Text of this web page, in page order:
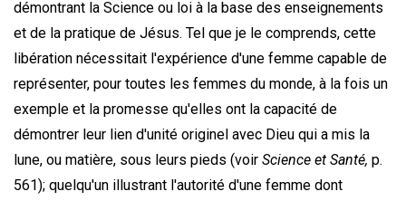
démontrant la Science ou loi à la base des enseignements
et de la pratique de Jésus. Tel que je le comprends, cette
libération nécessitait l'expérience d'une femme capable de
représenter, pour toutes les femmes du monde, à la fois un
exemple et la promesse qu'elles ont la capacité de
démontrer leur lien d'unité originel avec Dieu qui a mis la
lune, ou matière, sous leurs pieds (voir Science et Santé, p.
561); quelqu'un illustrant l'autorité d'une femme dont